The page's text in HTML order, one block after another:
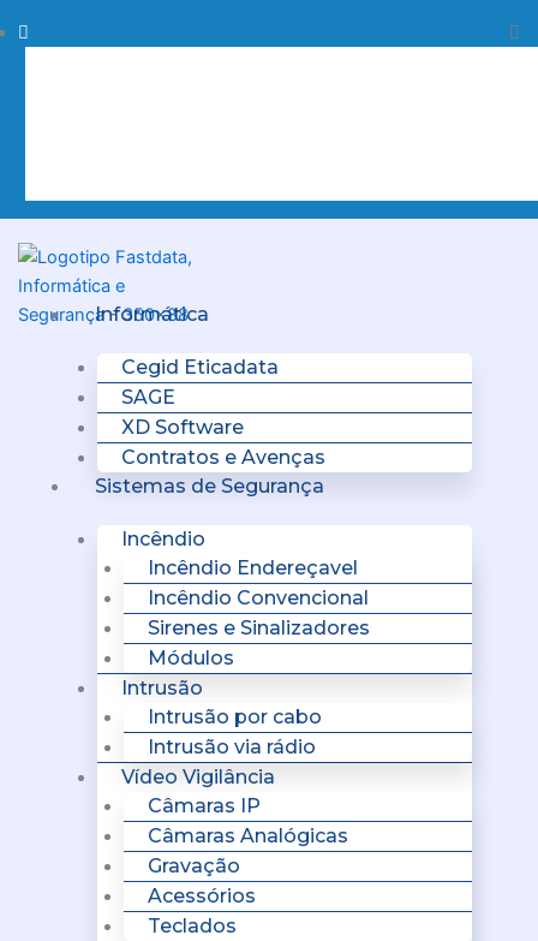
to
Procurar
Informática
Cegid Eticadata
SAGE
XD Software
Contratos e Avenças
Sistemas de Segurança
Incêndio
Incêndio Endereçavel
Incêndio Convencional
Sirenes e Sinalizadores
Módulos
Intrusão
Intrusão por cabo
Intrusão via rádio
Vídeo Vigilância
Câmaras IP
Câmaras Analógicas
Gravação
Acessórios
Teclados
Menu